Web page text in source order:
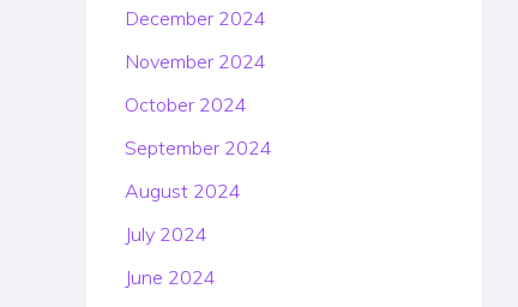
December 2024
November 2024
October 2024
September 2024
August 2024
July 2024
June 2024